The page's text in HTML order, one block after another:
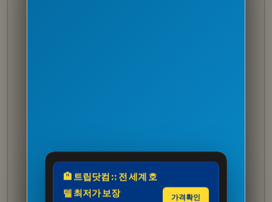
🏨 트립닷컴 :: 전 세계 호
텔 최저가 보장
가격확인